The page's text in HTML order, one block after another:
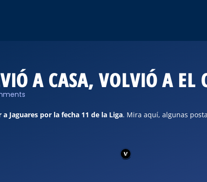
A CASA, VOLVIÓ A EL
Jaguares por la fecha 11 de la Liga. Mira aquí, algunas